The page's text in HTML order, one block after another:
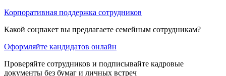
Корпоративная поддержка сотрудников
Какой соцпакет вы предлагаете семейным сотрудникам?
Оформляйте кандидатов онлайн
Проверяйте сотрудников и подписывайте кадровые
документы без бумаг и личных встреч